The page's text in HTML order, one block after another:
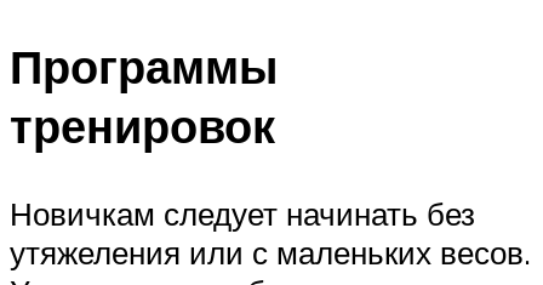
Программы
тренировок
Новичкам следует начинать без
утяжеления или с маленьких весов.